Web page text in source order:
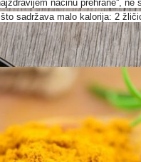
načinu prehrane'', ne
sadržava malo kalorija: 2